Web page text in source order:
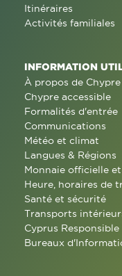
Itinéraires
Activités familiales
INFORMATION
À propos de Chypre
Chypre accessible
Formalités d'entrée
Communications
Météo et climat
Langues & Régions
Monnaie officielle
Heure, horaires de
Santé et sécurité
Transports
Cyprus
Bureaux